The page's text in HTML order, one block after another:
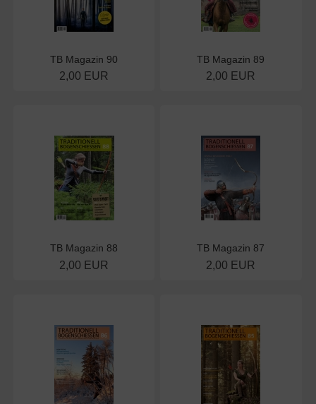
TB Magazin 90
2,00 EUR
TB Magazin 89
2,00 EUR
TB Magazin 88
2,00 EUR
TB Magazin 87
2,00 EUR